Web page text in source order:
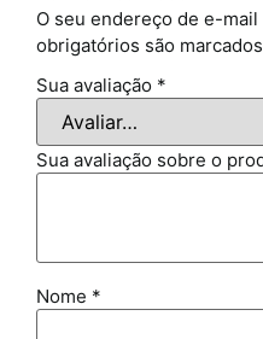
O seu endereço de e-
obrigatórios são
Sua avaliação *
Sua avaliação sobre o
Nome *